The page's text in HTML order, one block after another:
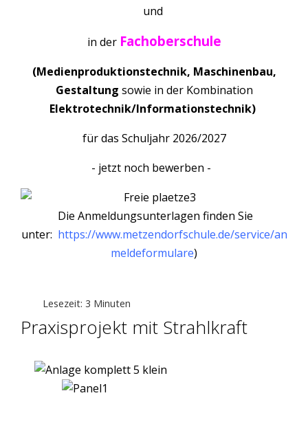
und
in der Fachoberschule
(Medienproduktionstechnik, Maschinenbau,
Gestaltung sowie in der Kombination
Elektrotechnik/Informationstechnik)
für das Schuljahr 2026/2027
- jetzt noch bewerben -
Die Anmeldungsunterlagen finden Sie
unter: https://www.metzendorfschule.de/service/an
meldeformulare)
Lesezeit: 3 Minuten
Praxisprojekt mit Strahlkraft